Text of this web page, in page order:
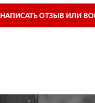
НАПИСАТЬ ОТЗЫВ ИЛИ